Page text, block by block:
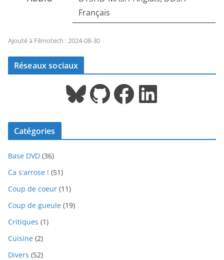
Français
Ajouté à Filmotech : 2024-08-30
Réseaux sociaux
Bluesky GitHub Facebook LinkedIn
Catégories
Base DVD (36)
Ca s'arrose ! (51)
Coup de coeur (11)
Coup de gueule (19)
Critiques (1)
Cuisine (2)
Divers (52)